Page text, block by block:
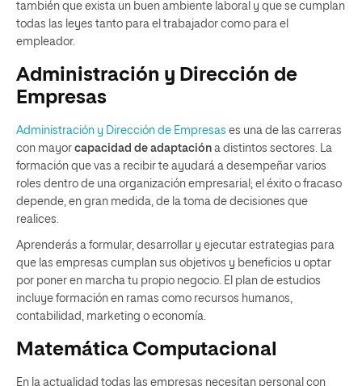
también que exista un buen ambiente laboral y que se cumplan
todas las leyes tanto para el trabajador como para el
empleador.
Administración y Dirección de
Empresas
Administración y Dirección de Empresas es una de las carreras
con mayor capacidad de adaptación a distintos sectores. La
formación que vas a recibir te ayudará a desempeñar varios
roles dentro de una organización empresarial; el éxito o fracaso
depende, en gran medida, de la toma de decisiones que
realices.
Aprenderás a formular, desarrollar y ejecutar estrategias para
que las empresas cumplan sus objetivos y beneficios u optar
por poner en marcha tu propio negocio. El plan de estudios
incluye formación en ramas como recursos humanos,
contabilidad, marketing o economía.
Matemática Computacional
En la actualidad todas las empresas necesitan personal con